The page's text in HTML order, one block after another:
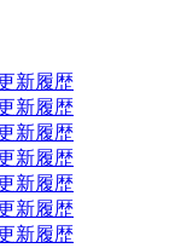
新履歴
新履歴
新履歴
新履歴
新履歴
新履歴
新履歴